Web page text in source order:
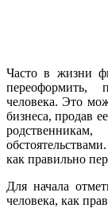
Часто в жизни
переоформить,
человека. Это
бизнеса, продав
как правильно
Для начала
человека, как